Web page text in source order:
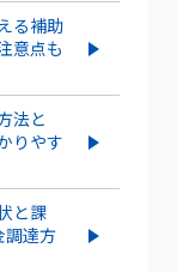
や種
介
る補助
意点も
法と
りやす
と課
調達方